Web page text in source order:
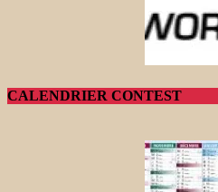
CALENDRIER CONTEST